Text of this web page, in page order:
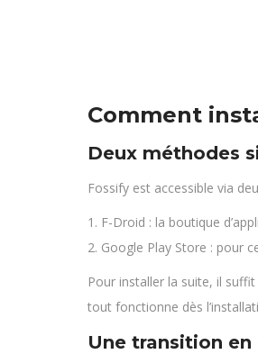
Comment
Deux méthodes
Fossify est accessible via
1. F-Droid : la boutique
2. Google Play Store : pour
Pour installer la suite, il
tout fonctionne dès
Une transition en